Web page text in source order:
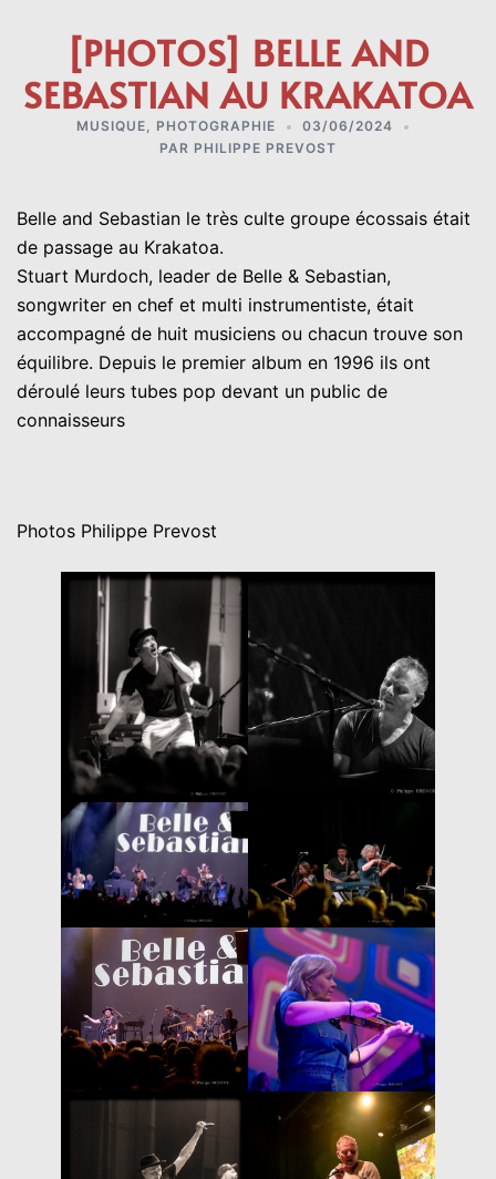
[PHOTOS] BELLE AND
SEBASTIAN AU KRAKATOA
MUSIQUE, PHOTOGRAPHIE
03/06/2024
PAR PHILIPPE PREVOST
Belle and Sebastian le très culte groupe écossais était
de passage au Krakatoa.
Stuart Murdoch, leader de Belle & Sebastian,
songwriter en chef et multi instrumentiste, était
accompagné de huit musiciens ou chacun trouve son
équilibre. Depuis le premier album en 1996 ils ont
déroulé leurs tubes pop devant un public de
connaisseurs
Photos Philippe Prevost